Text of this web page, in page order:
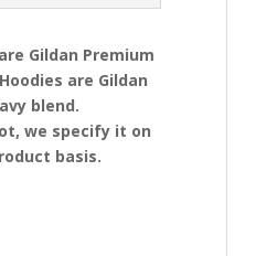
Gildan Premium
are Gildan
blend.
we specify it on
basis.